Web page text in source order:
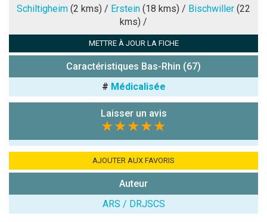
Note que vous souhaitez attribuer :
Antispam -
chiffres) :
Avis sur
(En cliquant sur 'Valider', j'accepte que mon avis
Schiltigheim (2 kms) / Erstein (18 kms) / Bischwiller (22
kms) /
METTRE À JOUR LA FICHE
Caractéristiques Bas-Rhin (67)
# Médicalisée
Laisser un avis
★★★★★
AJOUTER AUX FAVORIS
Auteur
ARS / DRJSCS